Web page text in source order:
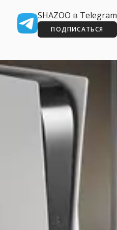
SHAZOO в Telegram
ПОДПИСАТЬСЯ